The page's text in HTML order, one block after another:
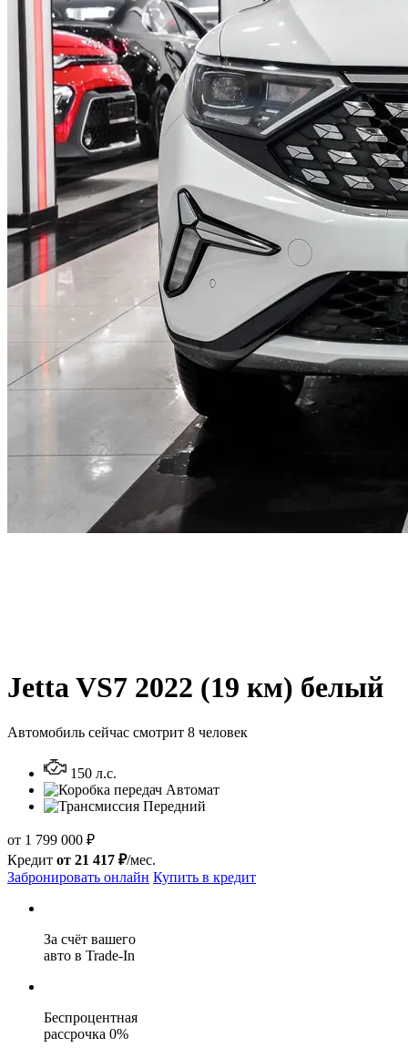
Jetta VS7 2022 (19 км) белый
Автомобиль сейчас смотрит 8 человек
150 л.с.
Автомат
Передний
от 1 799 000 ₽
Кредит от 21 417 ₽/мес.
Забронировать онлайн Купить в кредит
За cчёт вашего
авто в Trade-In
Беспроцентная
рассрочка 0%